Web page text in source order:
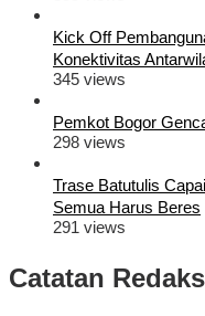
Kick Off
Konektivitas
345 views
Pemkot Bogor
298 views
Trase Batutulis
Semua Harus Beres
291 views
Catatan